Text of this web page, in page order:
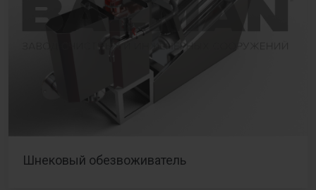
Шнековый обезвоживатель